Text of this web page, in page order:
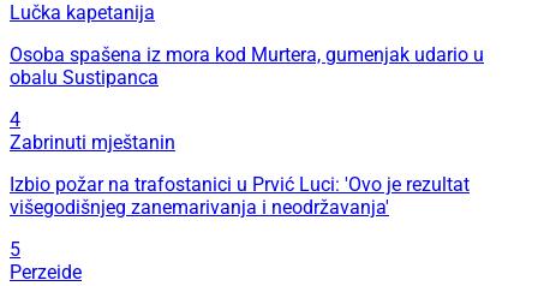
Lučka kapetanija
Osoba spašena iz mora kod Murtera, gumenjak udario u
obalu Sustipanca
4
Zabrinuti mještanin
Izbio požar na trafostanici u Prvić Luci: 'Ovo je rezultat
višegodišnjeg zanemarivanja i neodržavanja'
5
Perzeide